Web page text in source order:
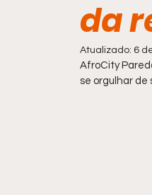
Comportamento
da
Atualizado: 6
AfroCity
se orgulhar de